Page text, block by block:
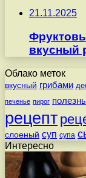
21.11.2025
вкусный
Облако меток
вкусный грибами
печенье пирог
рецепт
слоеный суп супа
Интересно